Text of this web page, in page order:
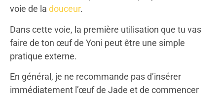
voie de la douceur.
Dans cette voie, la première utilisation que tu vas
faire de ton œuf de Yoni peut être une simple
pratique externe.
En général, je ne recommande pas d’insérer
immédiatement l’œuf de Jade et de commencer